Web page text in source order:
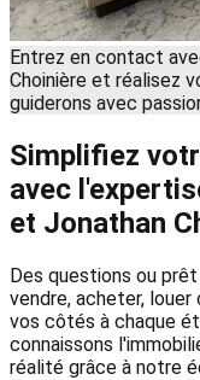
Entrez en contact
Choinière et réalisez
guiderons avec
Simplifiez
avec
et Jonathan
Des questions ou
vendre, acheter,
vos côtés à chaque
connaissons
réalité grâce à notre